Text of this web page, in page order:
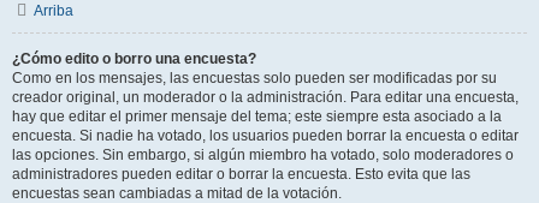
Arriba
¿Cómo edito o borro una encuesta?
Como en los mensajes, las encuestas solo pueden ser modificadas por su
creador original, un moderador o la administración. Para editar una encuesta,
hay que editar el primer mensaje del tema; este siempre esta asociado a la
encuesta. Si nadie ha votado, los usuarios pueden borrar la encuesta o editar
las opciones. Sin embargo, si algún miembro ha votado, solo moderadores o
administradores pueden editar o borrar la encuesta. Esto evita que las
encuestas sean cambiadas a mitad de la votación.